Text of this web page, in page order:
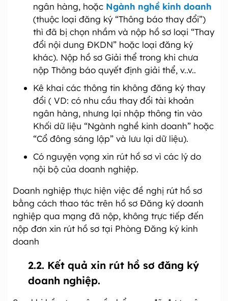
ngân hàng, hoặc Ngành nghề kinh doanh
(thuộc loại đăng ký “Thông báo thay đổi”)
thì đã bị chọn nhầm và nộp hồ sơ loại “Thay
đổi nội dung ĐKDN” hoặc loại đăng ký
khác). Nộp hồ sơ Giải thể trong khi chưa
nộp Thông báo quyết định giải thể, v..v..
Kê khai các thông tin không đăng ký thay
đổi ( VD: có nhu cầu thay đổi tài khoản
ngân hàng, nhưng lại nhập thông tin vào
Khối dữ liệu “Ngành nghề kinh doanh” hoặc
“Cổ đông sáng lập” và lưu lại dữ liệu).
Có nguyện vọng xin rút hồ sơ vì các lý do
nội bộ của doanh nghiệp.
Doanh nghiệp thực hiện việc đề nghị rút hồ sơ
bằng cách thao tác trên hồ sơ Đăng ký doanh
nghiệp qua mạng đã nộp, không trực tiếp đến
nộp đơn xin rút hồ sơ tại Phòng Đăng ký kinh
doanh
2.2. Kết quả xin rút hồ sơ đăng ký
doanh nghiệp.